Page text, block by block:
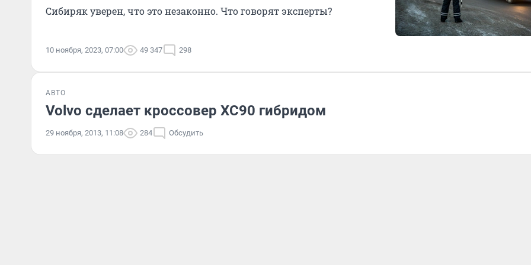
Сибиряк уверен, что это незаконно. Что говорят эксперты?
10 ноября, 2023, 07:00 49 347 298
АВТО
Volvo сделает кроссовер XC90 гибридом
29 ноября, 2013, 11:08 284 Обсудить